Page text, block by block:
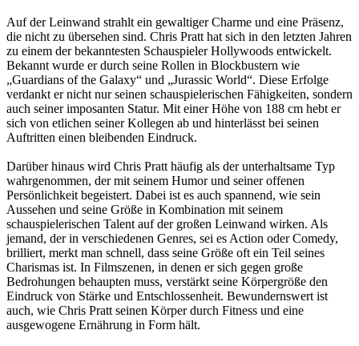
Auf der Leinwand strahlt ein gewaltiger Charme und eine Präsenz,
die nicht zu übersehen sind. Chris Pratt hat sich in den letzten Jahren
zu einem der bekanntesten Schauspieler Hollywoods entwickelt.
Bekannt wurde er durch seine Rollen in Blockbustern wie
„Guardians of the Galaxy“ und „Jurassic World“. Diese Erfolge
verdankt er nicht nur seinen schauspielerischen Fähigkeiten, sondern
auch seiner imposanten Statur. Mit einer Höhe von 188 cm hebt er
sich von etlichen seiner Kollegen ab und hinterlässt bei seinen
Auftritten einen bleibenden Eindruck.
Darüber hinaus wird Chris Pratt häufig als der unterhaltsame Typ
wahrgenommen, der mit seinem Humor und seiner offenen
Persönlichkeit begeistert. Dabei ist es auch spannend, wie sein
Aussehen und seine Größe in Kombination mit seinem
schauspielerischen Talent auf der großen Leinwand wirken. Als
jemand, der in verschiedenen Genres, sei es Action oder Comedy,
brilliert, merkt man schnell, dass seine Größe oft ein Teil seines
Charismas ist. In Filmszenen, in denen er sich gegen große
Bedrohungen behaupten muss, verstärkt seine Körpergröße den
Eindruck von Stärke und Entschlossenheit. Bewundernswert ist
auch, wie Chris Pratt seinen Körper durch Fitness und eine
ausgewogene Ernährung in Form hält.